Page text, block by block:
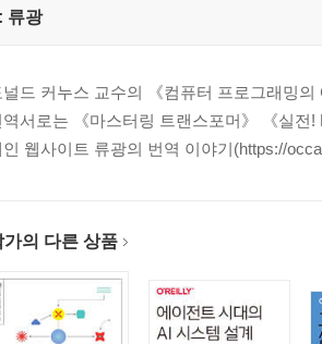
류광
널드 커누스 교수의 《컴퓨터 프로그래밍
역서로는 《마스터링 트랜스포머》 《실전
인 웹사이트 류광의 번역 이야기(https://
가의 다른 상품